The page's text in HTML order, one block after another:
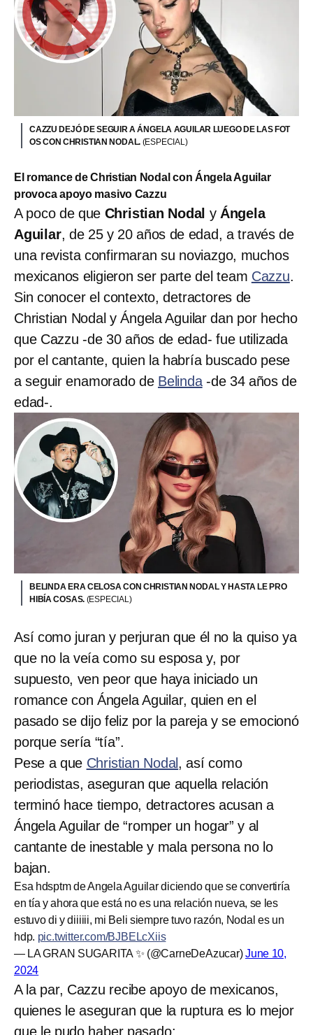
CAZZU DEJÓ DE SEGUIR A ÁNGELA AGUILAR LUEGO DE LAS FOT
OS CON CHRISTIAN NODAL. (ESPECIAL)
El romance de Christian Nodal con Ángela Aguilar
provoca apoyo masivo Cazzu
A poco de que Christian Nodal y Ángela
Aguilar, de 25 y 20 años de edad, a través de
una revista confirmaran su noviazgo, muchos
mexicanos eligieron ser parte del team Cazzu.
Sin conocer el contexto, detractores de
Christian Nodal y Ángela Aguilar dan por hecho
que Cazzu -de 30 años de edad- fue utilizada
por el cantante, quien la habría buscado pese
a seguir enamorado de Belinda-de 34 años de
edad-.
BELINDA ERA CELOSA CON CHRISTIAN NODAL Y HASTA LE PRO
HIBÍA COSAS. (ESPECIAL)
Así como juran y perjuran que él no la quiso ya
que no la veía como su esposa y, por
supuesto, ven peor que haya iniciado un
romance con Ángela Aguilar, quien en el
pasado se dijo feliz por la pareja y se emocionó
porque sería “tía”.
Pese a que Christian Nodal, así como
periodistas, aseguran que aquella relación
terminó hace tiempo, detractores acusan a
Ángela Aguilar de “romper un hogar” y al
cantante de inestable y mala persona no lo
bajan.
Esa hdsptm de Angela Aguilar diciendo que se convertiría
en tía y ahora que está no es una relación nueva, se les
estuvo di y diiiiii, mi Beli siempre tuvo razón, Nodal es un
hdp. pic.twitter.com/BJBELcXiis
— LA GRAN SUGARITA ✨ (@CarneDeAzucar)June 10,
2024
A la par, Cazzu recibe apoyo de mexicanos,
quienes le aseguran que la ruptura es lo mejor
que le pudo haber pasado: